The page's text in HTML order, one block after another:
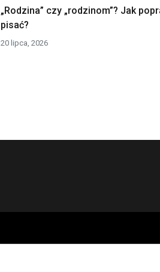
„Rodzina” czy „rodzinom”? Jak
pisać?
20 lipca, 2026